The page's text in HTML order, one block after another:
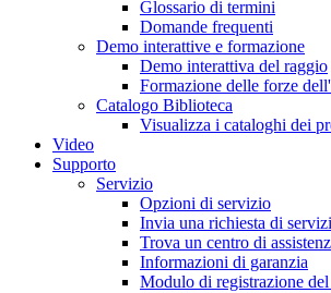
Glossario di termini
Domande frequenti
Demo interattive e formazione
Demo interattiva del raggio
Formazione delle forze
Catalogo Biblioteca
Visualizza i cataloghi dei
Video
Supporto
Servizio
Opzioni di servizio
Invia una richiesta di
Trova un centro di
Informazioni di garanzia
Modulo di registrazione